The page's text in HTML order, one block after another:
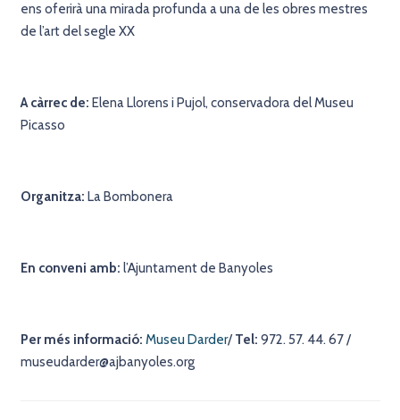
ens oferirà una mirada profunda a una de les obres mestres
de l’art del segle XX
A càrrec de: Elena Llorens i Pujol, conservadora del Museu
Picasso
Organitza: La Bombonera
En conveni amb: l’Ajuntament de Banyoles
Per més informació: Museu Darder/Tel: 972. 57. 44. 67 /
museudarder@ajbanyoles.org